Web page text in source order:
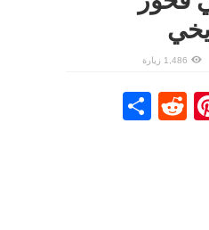
1,486 زيارة
Pinterest
Reddit